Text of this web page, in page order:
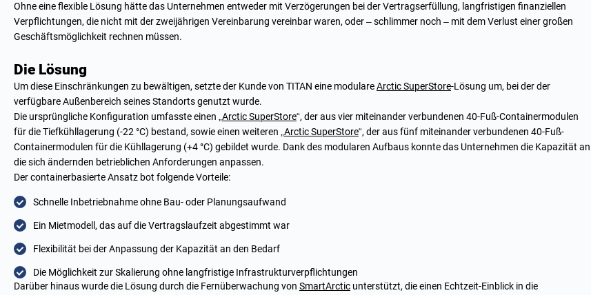
Ohne eine flexible Lösung hätte das Unternehmen entweder mit Verzögerungen bei der Vertragserfüllung, langfristigen finanziellen
Verpflichtungen, die nicht mit der zweijährigen Vereinbarung vereinbar waren, oder – schlimmer noch – mit dem Verlust einer großen
Geschäftsmöglichkeit rechnen müssen.
Die Lösung
Um diese Einschränkungen zu bewältigen, setzte der Kunde von TITAN eine modulareArctic SuperStore-Lösung um, bei der der
verfügbare Außenbereich seines Standorts genutzt wurde.
Die ursprüngliche Konfiguration umfasste einen „ Arctic SuperStore“, der aus vier miteinander verbundenen 40-Fuß-Containermodulen
für die Tiefkühllagerung (-22 °C) bestand, sowie einen weiteren „ Arctic SuperStore“, der aus fünf miteinander verbundenen 40-Fuß-
Containermodulen für die Kühllagerung (+4 °C) gebildet wurde. Dank des modularen Aufbaus konnte das Unternehmen die Kapazität an
die sich ändernden betrieblichen Anforderungen anpassen.
Der containerbasierte Ansatz bot folgende Vorteile:
Schnelle Inbetriebnahme ohne Bau- oder Planungsaufwand
Ein Mietmodell, das auf die Vertragslaufzeit abgestimmt war
Flexibilität bei der Anpassung der Kapazität an den Bedarf
Die Möglichkeit zur Skalierung ohne langfristige Infrastrukturverpflichtungen
Darüber hinaus wurde die Lösung durch die Fernüberwachung von SmartArctic unterstützt, die einen Echtzeit-Einblick in die